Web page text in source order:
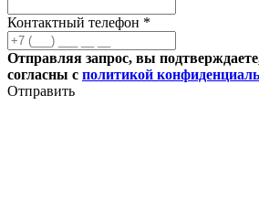
Контактный телефон *
Отправляя запрос, вы
согласны с политикой
Отправить